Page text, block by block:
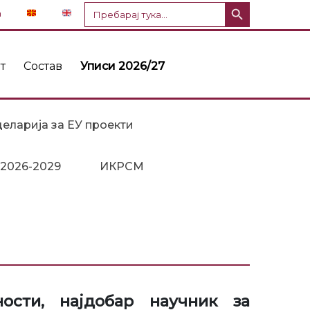
Пребарај
за:
Состав Уписи 2026/27
за ЕУ проекти
2029 ИКРСМ
најдобар научник за